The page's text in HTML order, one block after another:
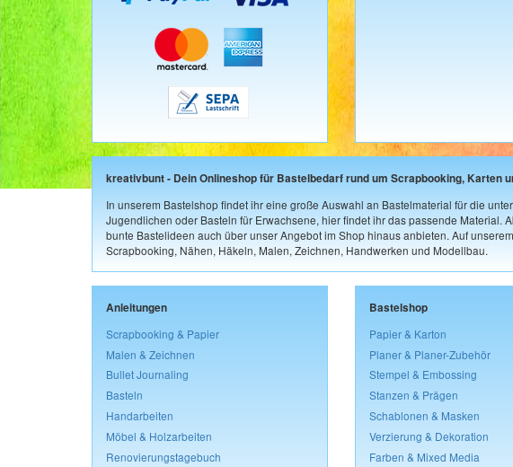
kreativbunt - Dein Onlineshop für Bastelbedarf rund um Scrapbooking, Karten
In unserem Bastelshop findet ihr eine große Auswahl an Bastelmaterial für die
Jugendlichen oder Basteln für Erwachsene, hier findet ihr das passende
bunte Bastelideen auch über unser Angebot im Shop hinaus anbieten. Auf
Scrapbooking, Nähen, Häkeln, Malen, Zeichnen, Handwerken und Modellbau.
Anleitungen
Scrapbooking & Papier
Malen & Zeichnen
Bullet Journaling
Basteln
Handarbeiten
Möbel & Holzarbeiten
Renovierungstagebuch
Bastelshop
Papier & Karton
Planer & Planer-Zubehör
Stempel & Embossing
Stanzen & Prägen
Schablonen & Masken
Verzierung & Dekoration
Farben & Mixed Media